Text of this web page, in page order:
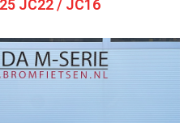
JC22 / JC16